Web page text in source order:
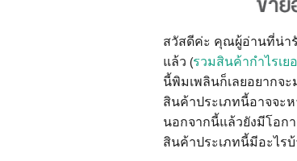
สวัสดีค่ะ คุณผู้อ่านที่น่า
แล้ว (รวมสินค้ากำไรเย
นี้พิมเพลินก็เลยอยากจ
สินค้าประเภทนี้อาจจะ
นอกจากนี้แล้วยังมีโอก
สินค้าประเภทนี้มีอะไรบ้